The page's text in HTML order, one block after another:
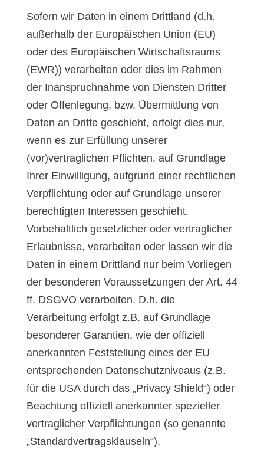
Sofern wir Daten in einem Drittland (d.h.
außerhalb der Europäischen Union (EU)
oder des Europäischen Wirtschaftsraums
(EWR)) verarbeiten oder dies im Rahmen
der Inanspruchnahme von Diensten Dritter
oder Offenlegung, bzw. Übermittlung von
Daten an Dritte geschieht, erfolgt dies nur,
wenn es zur Erfüllung unserer
(vor)vertraglichen Pflichten, auf Grundlage
Ihrer Einwilligung, aufgrund einer rechtlichen
Verpflichtung oder auf Grundlage unserer
berechtigten Interessen geschieht.
Vorbehaltlich gesetzlicher oder vertraglicher
Erlaubnisse, verarbeiten oder lassen wir die
Daten in einem Drittland nur beim Vorliegen
der besonderen Voraussetzungen der Art. 44
ff. DSGVO verarbeiten. D.h. die
Verarbeitung erfolgt z.B. auf Grundlage
besonderer Garantien, wie der offiziell
anerkannten Feststellung eines der EU
entsprechenden Datenschutzniveaus (z.B.
für die USA durch das „Privacy Shield“) oder
Beachtung offiziell anerkannter spezieller
vertraglicher Verpflichtungen (so genannte
„Standardvertragsklauseln“).